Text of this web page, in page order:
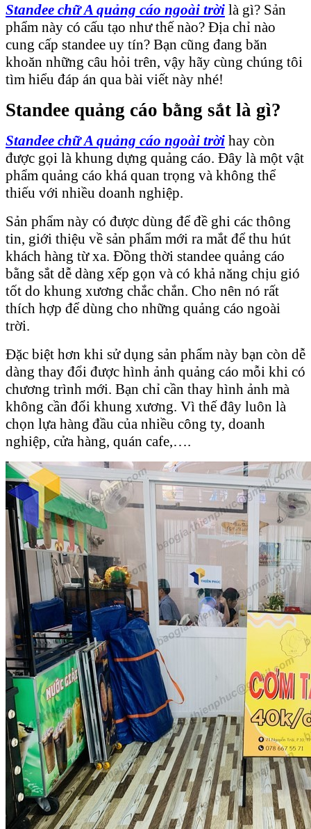
Standee chữ A quảng cáo ngoài trời là gì? Sản
phẩm này có cấu tạo như thế nào? Địa chỉ nào
cung cấp standee uy tín? Bạn cũng đang băn
khoăn những câu hỏi trên, vậy hãy cùng chúng tôi
tìm hiểu đáp án qua bài viết này nhé!
Standee quảng cáo bằng sắt là gì?
Standee chữ A quảng cáo ngoài trời hay còn
được gọi là khung dựng quảng cáo. Đây là một vật
phẩm quảng cáo khá quan trọng và không thể
thiếu với nhiều doanh nghiệp.
Sản phẩm này có được dùng để đề ghi các thông
tin, giới thiệu về sản phẩm mới ra mắt để thu hút
khách hàng từ xa. Đồng thời standee quảng cáo
bằng sắt dễ dàng xếp gọn và có khả năng chịu gió
tốt do khung xương chắc chắn. Cho nên nó rất
thích hợp để dùng cho những quảng cáo ngoài
trời.
Đặc biệt hơn khi sử dụng sản phẩm này bạn còn dễ
dàng thay đổi được hình ảnh quảng cáo mỗi khi có
chương trình mới. Bạn chỉ cần thay hình ảnh mà
không cần đổi khung xương. Vì thế đây luôn là
chọn lựa hàng đầu của nhiều công ty, doanh
nghiệp, cửa hàng, quán cafe,….